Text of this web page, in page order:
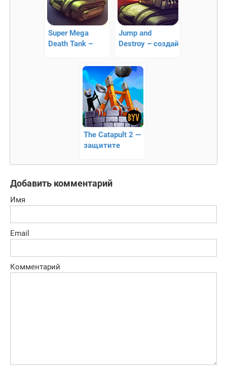
Super Mega
Death Tank –
противников с
Jump and
Destroy – создай
непобедимый
танк
The Catapult 2 —
защитите
победите всех
врагов!
Добавить комментарий
Имя
Email
Комментарий